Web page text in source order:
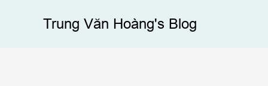
Trung Văn Hoàng's Blog